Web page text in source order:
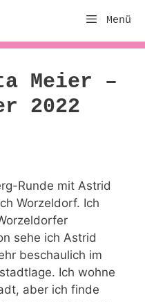
Menü
Meier –
2022
Runde mit Astrid
Worzeldorf. Ich
sehe ich Astrid
beschaulich im
Ich wohne
aber ich finde